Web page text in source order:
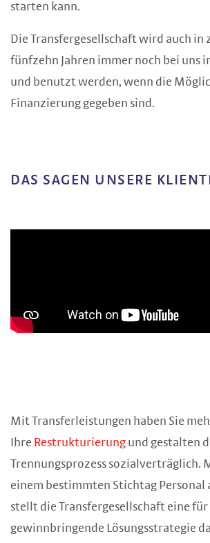
starten kann.
Die Transfergesellschaft wird auch in
fünfzehn Jahren immer noch bei uns
und benutzt werden, wenn die
Finanzierung gegeben sind.
DAS SAGEN UNSERE
Mit Transferleistungen haben Sie
Ihre Restrukturierung und gestalten
Trennungsprozess sozialverträglich.
einem bestimmten Stichtag Personal
stellt die Transfergesellschaft eine für
gewinnbringende Lösungsstrategie